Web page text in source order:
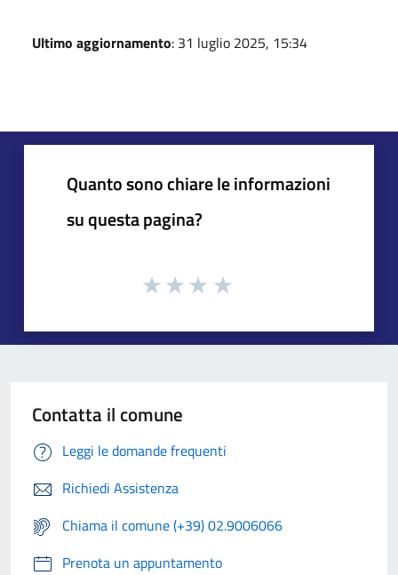
Ultimo aggiornamento: 31 luglio 2025, 15:34
Quanto sono chiare le informazioni
su questa pagina?
Contatta il comune
Leggi le domande frequenti
Richiedi Assistenza
Chiama il comune (+39) 02.9006066
Prenota un appuntamento